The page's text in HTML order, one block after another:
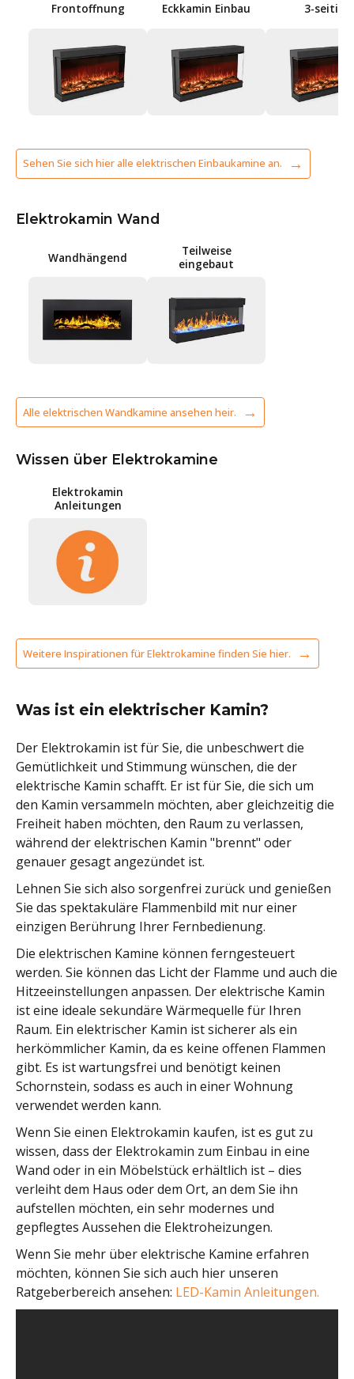
Frontoffnung Eckkamin Einbau 3-seitig
Sehen Sie sich hier alle elektrischen Einbaukamine an.
Elektrokamin Wand
Wandhängend
Teilweise
eingebaut
Alle elektrischen Wandkamine ansehen heir.
Wissen über Elektrokamine
Elektrokamin
Anleitungen
Weitere Inspirationen für Elektrokamine finden Sie hier.
Was ist ein elektrischer Kamin?
Der Elektrokamin ist für Sie, die unbeschwert die
Gemütlichkeit und Stimmung wünschen, die der
elektrische Kamin schafft. Er ist für Sie, die sich um
den Kamin versammeln möchten, aber gleichzeitig die
Freiheit haben möchten, den Raum zu verlassen,
während der elektrischen Kamin "brennt" oder
genauer gesagt angezündet ist.
Lehnen Sie sich also sorgenfrei zurück und genießen
Sie das spektakuläre Flammenbild mit nur einer
einzigen Berührung Ihrer Fernbedienung.
Die elektrischen Kamine können ferngesteuert
werden. Sie können das Licht der Flamme und auch die
Hitzeeinstellungen anpassen. Der elektrische Kamin
ist eine ideale sekundäre Wärmequelle für Ihren
Raum. Ein elektrischer Kamin ist sicherer als ein
herkömmlicher Kamin, da es keine offenen Flammen
gibt. Es ist wartungsfrei und benötigt keinen
Schornstein, sodass es auch in einer Wohnung
verwendet werden kann.
Wenn Sie einen Elektrokamin kaufen, ist es gut zu
wissen, dass der Elektrokamin zum Einbau in eine
Wand oder in ein Möbelstück erhältlich ist – dies
verleiht dem Haus oder dem Ort, an dem Sie ihn
aufstellen möchten, ein sehr modernes und
gepflegtes Aussehen die Elektroheizungen.
Wenn Sie mehr über elektrische Kamine erfahren
möchten, können Sie sich auch hier unseren
Ratgeberbereich ansehen: LED-Kamin Anleitungen.